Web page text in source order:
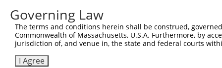
Governing Law
The terms and conditions herein shall be construed,
Commonwealth of Massachusetts, U.S.A. Furthermore, by
jurisdiction of, and venue in, the state and federal courts
I Agree